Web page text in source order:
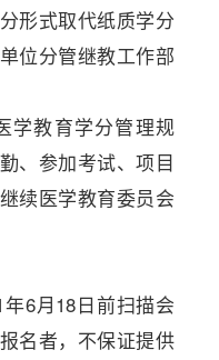
形式取代纸质学分
位分管继教工作部
学教育学分管理规
、参加考试、项目
续医学教育委员会
年6月18日前扫描会
名者，不保证提供